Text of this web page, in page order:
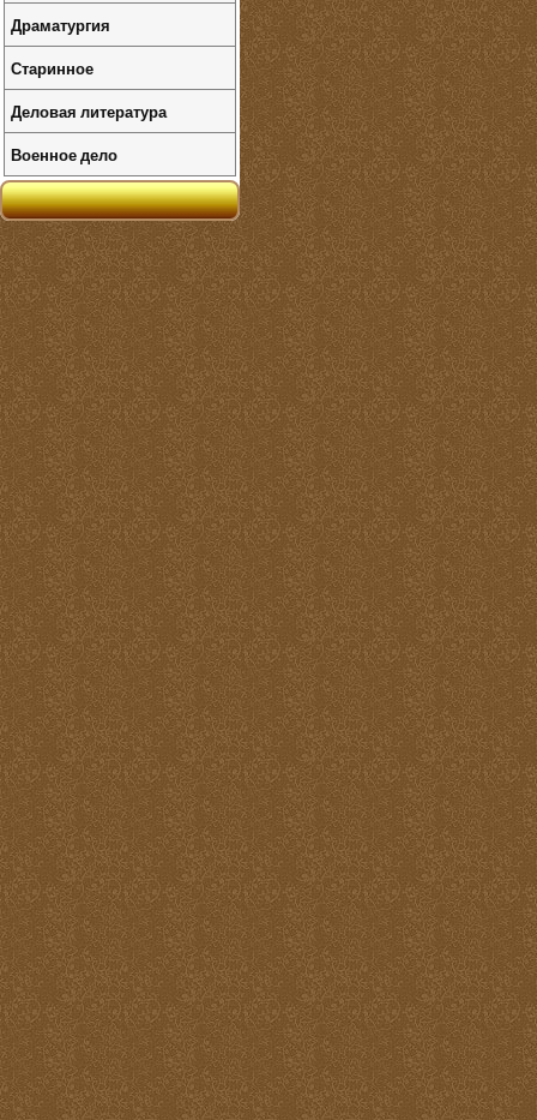
Драматургия
Старинное
Деловая литература
Военное дело